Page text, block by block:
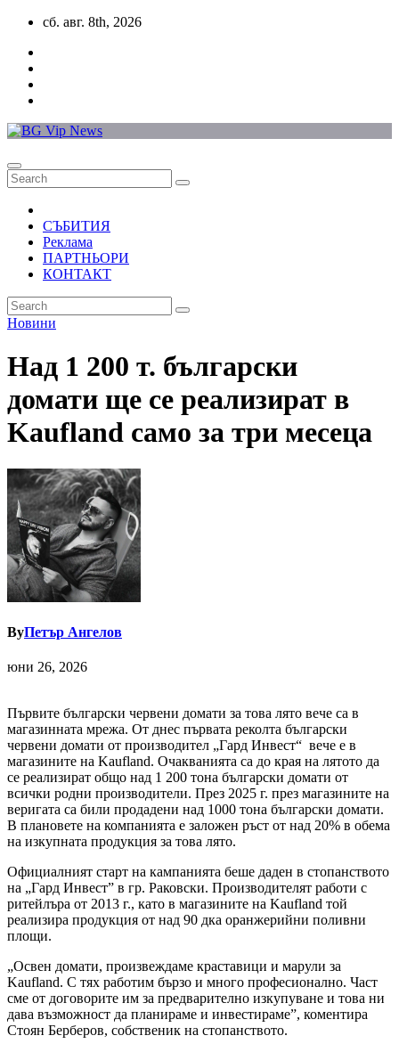
Skip
content
сб. авг. 8th, 2026
СЪБИТИЯ
Реклама
ПАРТНЬОРИ
КОНТАКТ
Новини
Над 1 200 т. български
домати ще се реализират в
Kaufland само за три месеца
ByПетър Ангелов
юни 26, 2026
Първите български червени домати за това лято вече са в
магазинната мрежа. От днес първата реколта български
червени домати от производител „Гард Инвест“ вече е в
магазините на Kaufland. Очакванията са до края на лятото да
се реализират общо над 1 200 тона български домати от
всички родни производители. През 2025 г. през магазините на
веригата са били продадени над 1000 тона български домати.
В плановете на компанията е заложен ръст от над 20% в обема
на изкупната продукция за това лято.
Официалният старт на кампанията беше даден в стопанството
на „Гард Инвест” в гр. Раковски. Производителят работи с
ритейлъра от 2013 г., като в магазините на Kaufland той
реализира продукция от над 90 дка оранжерийни поливни
площи.
„Освен домати, произвеждаме краставици и марули за
Kaufland. С тях работим бързо и много професионално. Част
сме от договорите им за предварително изкупуване и това ни
дава възможност да планираме и инвестираме”, коментира
Стоян Берберов, собственик на стопанството.